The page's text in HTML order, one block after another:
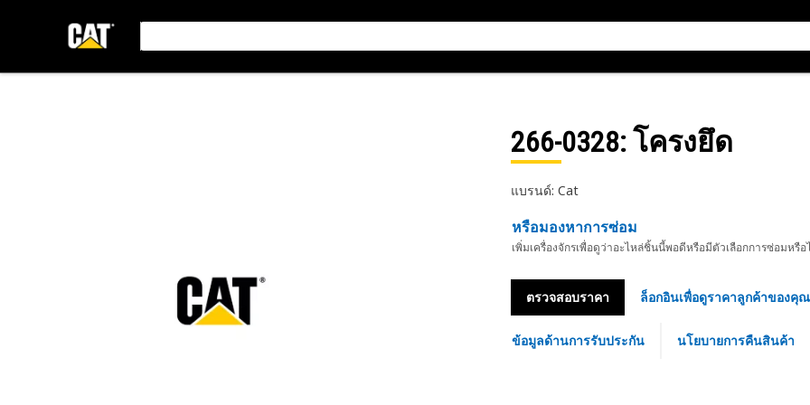
266-0328: โครงยึด
แบรนด์: Cat
หรือมองหาการซ่อม
เพิ่มเครื่องจักรเพื่อดูว่าอะไหล่ชิ้นนี้พอดีหรือมีตัวเลือกการซ่อมหรือ
ตรวจสอบราคา ล็อกอินเพื่อดูราคาลูกค้าของคุณ
ข้อมูลด้านการรับประกัน นโยบายการคืนสินค้า